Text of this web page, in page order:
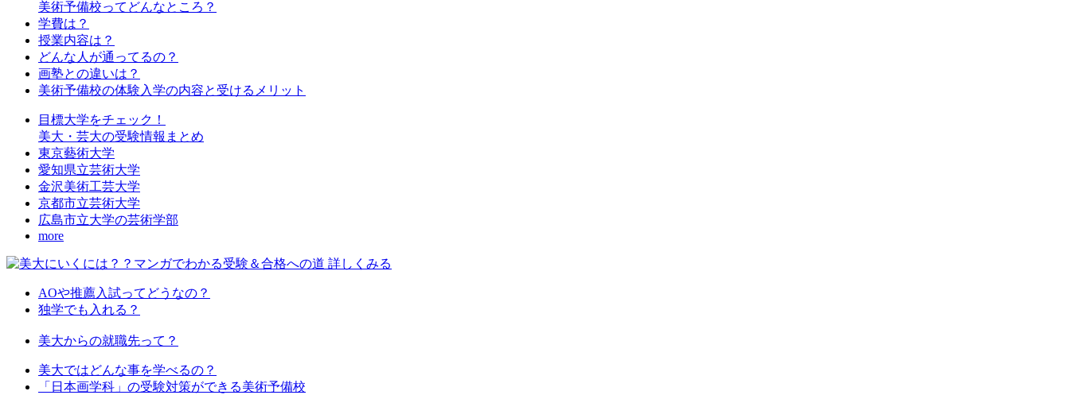
美術予備校ってどんなところ？
学費は？
授業内容は？
どんな人が通ってるの？
画塾との違いは？
美術予備校の体験入学の内容と受けるメリット
目標大学をチェック！
美大・芸大の受験情報まとめ
東京藝術大学
愛知県立芸術大学
金沢美術工芸大学
京都市立芸術大学
広島市立大学の芸術学部
more
AOや推薦入試ってどうなの？
独学でも入れる？
美大からの就職先って？
美大ではどんな事を学べるの？
「日本画学科」の受験対策ができる美術予備校